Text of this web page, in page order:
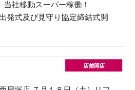
社移動スーパー稼働！
発式及び見守り協定締結式開